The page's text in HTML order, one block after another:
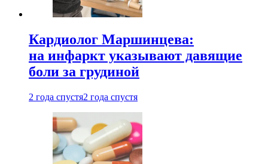
Кардиолог Маршинцева:
на инфаркт указывают давящие
боли за грудиной
2 года спустя2 года спустя